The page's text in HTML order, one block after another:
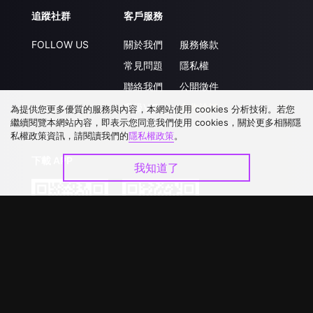
追蹤社群
FOLLOW US
客戶服務
關於我們
常見問題
聯絡我們
升級VIP
服務條款
隱私權
公開徵件
合作洽談
為提供您更多優質的服務與內容，本網站使用 cookies 分析技術。若您
繼續閱覽本網站內容，即表示您同意我們使用 cookies，關於更多相關隱
私權政策資訊，請閱讀我們的隱私權政策。
我知道了